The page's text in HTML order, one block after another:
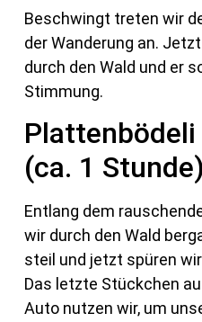
Beschwingt treten wir
der Wanderung an.
durch den Wald und er
Stimmung.
(ca. 1 Stunde)
Entlang dem
wir durch den Wald
steil und jetzt spüren
Das letzte Stückchen
Auto nutzen wir, um